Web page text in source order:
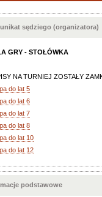
sędziego (organizatora)
GRY - STOŁÓWKA
NA TURNIEJ ZOSTAŁY
do lat 5
do lat 6
do lat 7
do lat 8
do lat 10
do lat 12
podstawowe